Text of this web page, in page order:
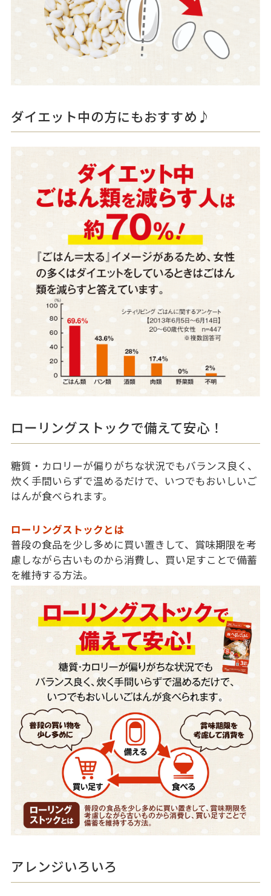
ダイエット中の方にもおすすめ♪
ローリングストックで備えて安心！
糖質・カロリーが偏りがちな状況でもバランス良く、
炊く手間いらずで温めるだけで、いつでもおいしいご
はんが食べられます。
ローリングストックとは
普段の食品を少し多めに買い置きして、賞味期限を考
慮しながら古いものから消費し、買い足すことで備蓄
を維持する方法。
アレンジいろいろ